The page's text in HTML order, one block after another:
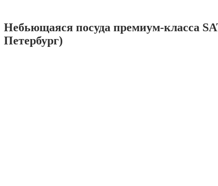
Небьющаяся посуда премиум-класса
Петербург)